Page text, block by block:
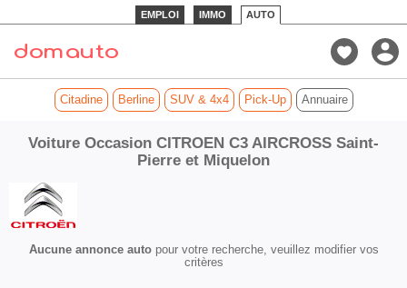
EMPLOI IMMO AUTO
Citadine Berline SUV & 4x4 Pick-Up Annuaire
Voiture Occasion CITROEN C3 AIRCROSS Saint-
Pierre et Miquelon
Aucune annonce autopour votre recherche, veuillez modifier vos
critères